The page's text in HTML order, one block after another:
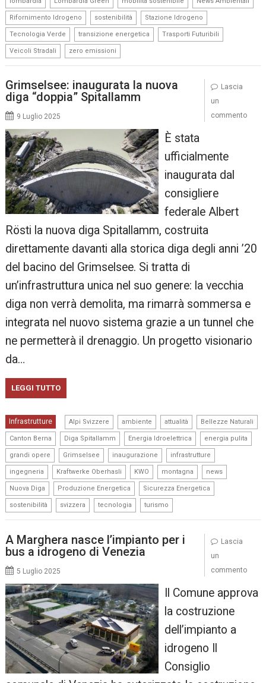
Rifornimento Idrogeno sostenibilità Stazione Idrogeno
Tecnologia Verde transizione energetica Trasporti Futuribili
Veicoli Stradali zero emissioni
Grimselsee: inaugurata la nuova
diga “doppia” Spitallamm
9 Luglio 2025
È stata
ufficialmente
inaugurata dal
consigliere
federale Albert
Rösti la nuova diga Spitallamm, costruita
direttamente davanti alla storica diga degli anni ’20
del bacino del Grimselsee. Si tratta di
un’infrastruttura unica nel suo genere: la vecchia
diga non verrà demolita, ma rimarrà sommersa e
integrata nel nuovo sistema grazie a un tunnel che
ne permetterà il drenaggio. Un progetto visionario
da…
LEGGI TUTTO
Infrastrutture Alpi Svizzere ambiente attualità Bellezze Naturali
Canton Berna Diga Spitallamm Energia Idroelettrica energia pulita
grandi opere Grimselsee inaugurazione infrastrutture
ingegneria Kraftwerke Oberhasli KWO montagna news
Nuova Diga Produzione Energetica Sicurezza Energetica
sostenibilità svizzera tecnologia turismo
Lascia
un
commento
A Marghera nasce l’impianto per i
bus a idrogeno di Venezia
5 Luglio 2025
Il Comune approva
la costruzione
dell’impianto a
idrogeno Il
Consiglio
Lascia
un
commento